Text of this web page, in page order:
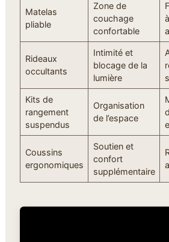
Matelas
pliable
Zone de
couchage
confortable
Rideaux
occultants
Intimité et
blocage de la
lumière
Kits de
rangement
suspendus
Organisation
de l’espace
Coussins
ergonomiques
Soutien et
confort
supplémentaire